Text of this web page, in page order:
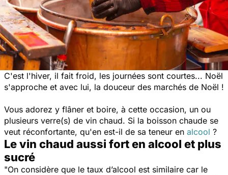
C'est l'hiver, il fait froid, les journées sont courtes... Noël
s'approche et avec lui, la douceur des marchés de Noël !
Vous adorez y flâner et boire, à cette occasion, un ou
plusieurs verre(s) de vin chaud. Si la boisson chaude se
veut réconfortante, qu'en est-il de sa teneur en alcool ?
Le vin chaud aussi fort en alcool et plus
sucré
"On considère que le taux d’alcool est similaire car le